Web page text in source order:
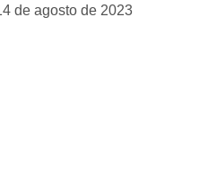
de agosto de 2023